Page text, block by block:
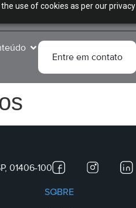
use of cookies as per our privacy
Entre em contato
01406-100
SOBRE